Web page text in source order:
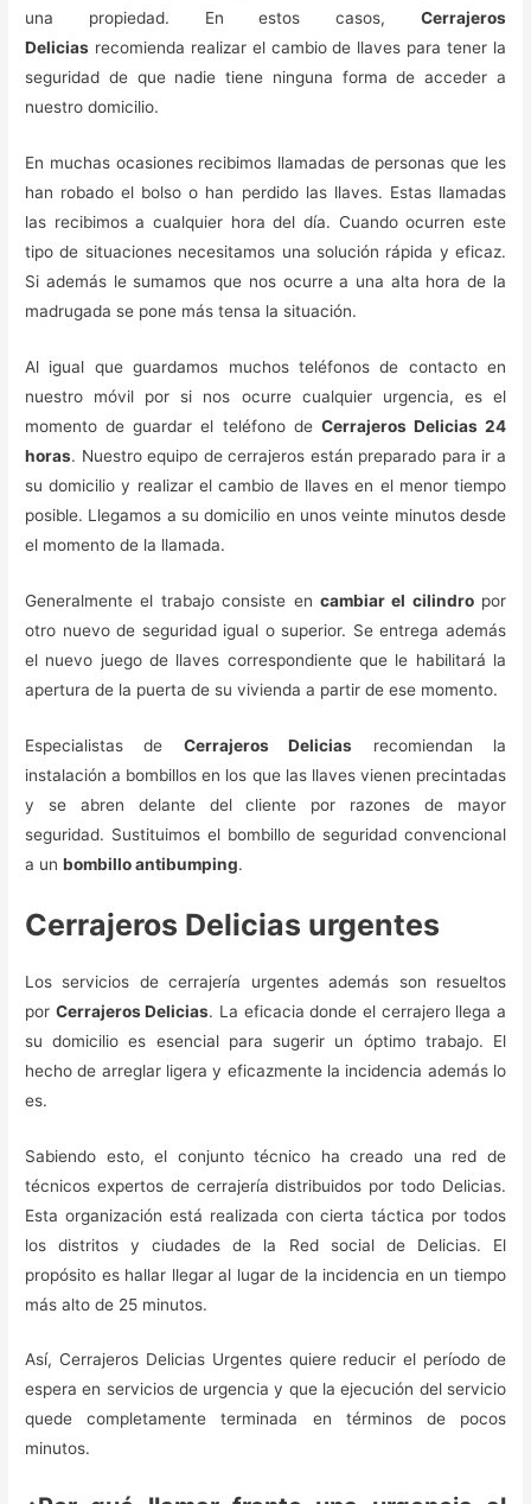
una propiedad. En estos casos, Cerrajeros
Delicias recomienda realizar el cambio de llaves para tener la
seguridad de que nadie tiene ninguna forma de acceder a
nuestro domicilio.
En muchas ocasiones recibimos llamadas de personas que les
han robado el bolso o han perdido las llaves. Estas llamadas
las recibimos a cualquier hora del día. Cuando ocurren este
tipo de situaciones necesitamos una solución rápida y eficaz.
Si además le sumamos que nos ocurre a una alta hora de la
madrugada se pone más tensa la situación.
Al igual que guardamos muchos teléfonos de contacto en
nuestro móvil por si nos ocurre cualquier urgencia, es el
momento de guardar el teléfono de Cerrajeros Delicias 24
horas. Nuestro equipo de cerrajeros están preparado para ir a
su domicilio y realizar el cambio de llaves en el menor tiempo
posible. Llegamos a su domicilio en unos veinte minutos desde
el momento de la llamada.
Generalmente el trabajo consiste en cambiar el cilindropor
otro nuevo de seguridad igual o superior. Se entrega además
el nuevo juego de llaves correspondiente que le habilitará la
apertura de la puerta de su vivienda a partir de ese momento.
Especialistas de Cerrajeros Delicias recomiendan la
instalación a bombillos en los que las llaves vienen precintadas
y se abren delante del cliente por razones de mayor
seguridad. Sustituimos el bombillo de seguridad convencional
a unbombillo antibumping.
Cerrajeros Delicias urgentes
Los servicios de cerrajería urgentes además son resueltos
por Cerrajeros Delicias. La eficacia donde el cerrajero llega a
su domicilio es esencial para sugerir un óptimo trabajo. El
hecho de arreglar ligera y eficazmente la incidencia además lo
es.
Sabiendo esto, el conjunto técnico ha creado una red de
técnicos expertos de cerrajería distribuidos por todo Delicias.
Esta organización está realizada con cierta táctica por todos
los distritos y ciudades de la Red social de Delicias. El
propósito es hallar llegar al lugar de la incidencia en un tiempo
más alto de 25 minutos.
Así, Cerrajeros Delicias Urgentes quiere reducir el período de
espera en servicios de urgencia y que la ejecución del servicio
quede completamente terminada en términos de pocos
minutos.